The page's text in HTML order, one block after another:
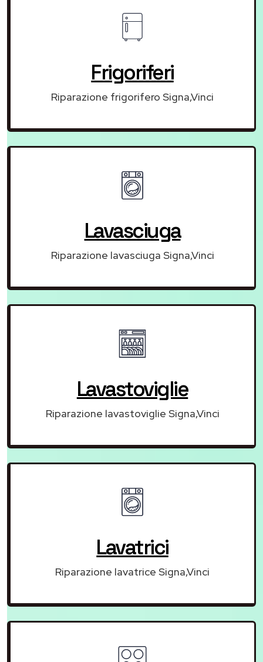
Frigoriferi
Riparazione frigorifero Signa,Vinci
Lavasciuga
Riparazione lavasciuga Signa,Vinci
Lavastoviglie
Riparazione lavastoviglie Signa,Vinci
Lavatrici
Riparazione lavatrice Signa,Vinci